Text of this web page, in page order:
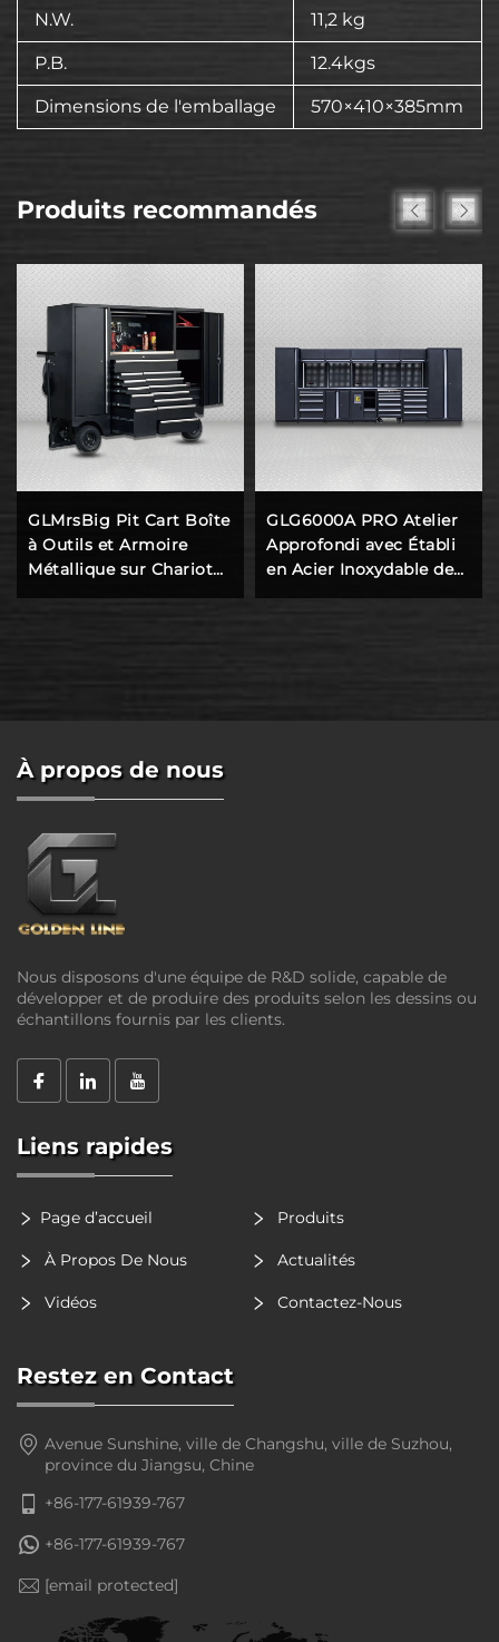
N.W. 11,2 kg
P.B. 12.4kgs
Dimensions de l'emballage 570×410×385mm
Produits recommandés
GLMrsBig Pit Cart Boîte
à Outils et Armoire
Métallique sur Chariot
GLG6000A PRO Atelier
Approfondi avec Établi
en Acier Inoxydable de
À propos de nous
Nous disposons d'une équipe de R&D solide, capable de
développer et de produire des produits selon les dessins ou
échantillons fournis par les clients.
Liens rapides
Page d’accueil Produits
À Propos De Nous Actualités
Vidéos Contactez-Nous
Restez en Contact
Avenue Sunshine, ville de Changshu, ville de Suzhou,
province du Jiangsu, Chine
+86-177-61939-767
+86-177-61939-767
[email protected]